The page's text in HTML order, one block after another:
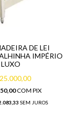
DE LEI
IMPÉRIO
LUXO
COM PIX
SEM JUROS